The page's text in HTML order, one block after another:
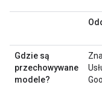
Gdzie są
przechowywane
modele?